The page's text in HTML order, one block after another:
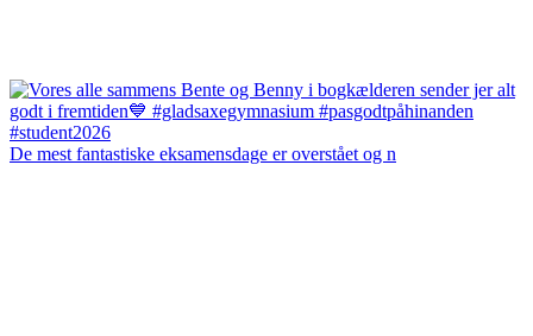
De mest fantastiske eksamensdage er overstået og n